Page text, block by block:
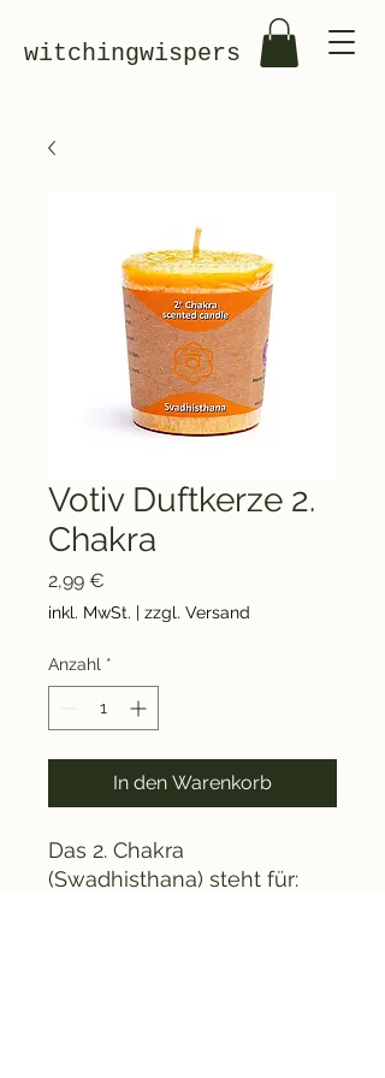
witchingwispers
Votiv Duftkerze 2.
Chakra
2,99 €
inkl. MwSt. | zzgl. Versand
Anzahl *
In den Warenkorb
Das 2. Chakra
(Swadhisthana) steht für: